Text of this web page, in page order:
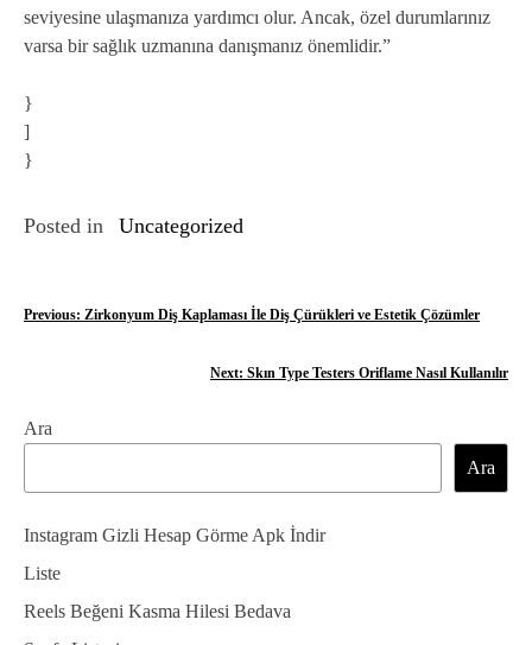
seviyesine ulaşmanıza yardımcı olur. Ancak, özel durumlarınız
varsa bir sağlık uzmanına danışmanız önemlidir.”
}
]
}
Posted in Uncategorized
Y
ı
g
e
z
i
Previous: Zirkonyum Diş Kaplaması İle Diş Çürükleri ve Estetik Çözümler
Next: Skın Type Testers Oriflame Nasıl Kullanılır
Ara
Ara
Instagram Gizli Hesap Görme Apk İndir
Liste
Reels Beğeni Kasma Hilesi Bedava